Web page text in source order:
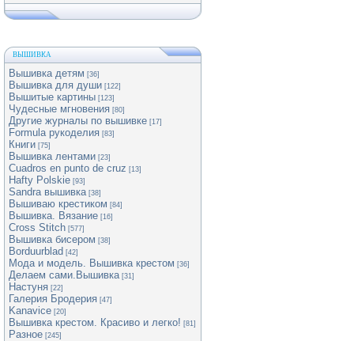
ВЫШИВКА
Вышивка детям [36]
Вышивка для души [122]
Вышитые картины [123]
Чудесные мгновения [80]
Другие журналы по вышивке [17]
Formula рукоделия [83]
Книги [75]
Вышивка лентами [23]
Cuadros en punto de cruz [13]
Hafty Polskie [93]
Sandra вышивка [38]
Вышиваю крестиком [84]
Вышивка. Вязание [16]
Cross Stitch [577]
Вышивка бисером [38]
Borduurblad [42]
Мода и модель. Вышивка крестом [36]
Делаем сами.Вышивка [31]
Настуня [22]
Галерия Бродерия [47]
Kanavice [20]
Вышивка крестом. Красиво и легко! [81]
Разное [245]